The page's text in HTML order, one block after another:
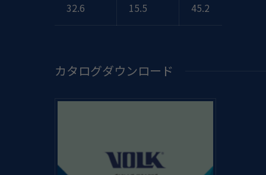
32.6 15.5 45.2
カタログダウンロード